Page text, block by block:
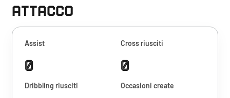
ATTACCO
Assist
0
Cross riusciti
0
Dribbling riusciti Occasioni create